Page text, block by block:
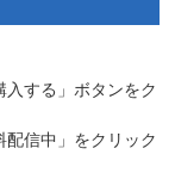
する」ボタンをク
信中」をクリック